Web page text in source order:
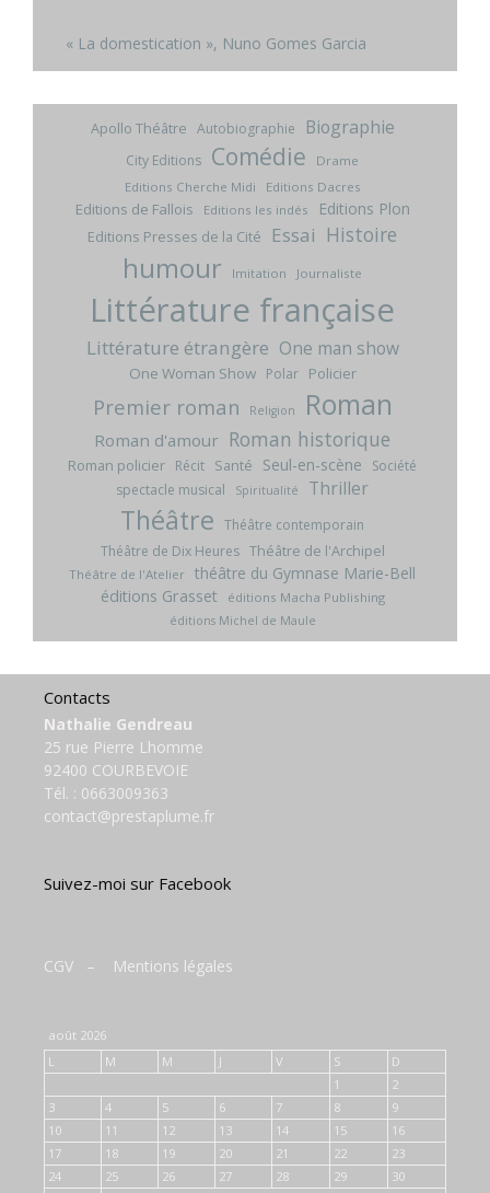
« La domestication », Nuno Gomes Garcia
Apollo Théâtre Autobiographie Biographie
City Editions Comédie
Drame
Editions Cherche Midi
Editions Dacres
Editions de Fallois Editions les indés Editions Plon
Editions Presses de la Cité Essai Histoire
humour Imitation Journaliste
Littérature française
Littérature étrangère One man show
One Woman Show Polar Policier
Premier roman Religion Roman
Roman d'amour Roman historique
Roman policier Récit Santé Seul-en-scène
Société
spectacle musical
Spiritualité Thriller
Théâtre Théâtre contemporain
Théâtre de Dix Heures Théâtre de l'Archipel
Théâtre de l'Atelier théâtre du Gymnase Marie-Bell
éditions Grasset
éditions Macha Publishing
éditions Michel de Maule
Contacts
Nathalie Gendreau
25 rue Pierre Lhomme
92400 COURBEVOIE
Tél. : 0663009363
contact@prestaplume.fr
Suivez-moi sur Facebook
CGV – Mentions légales
août 2026
L
M M J V S
D
1
2
3
4 5 6 7 8
9
10
11 12 13 14 15
16
17
18 19 20 21 22
23
24
25 26 27 28 29
30